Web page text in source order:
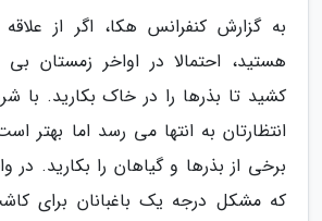
به گزارش کنفرانس هکا، اگر از علاقه
هستید، احتمالا در اواخر زمستان بی
کشید تا بذرها را در خاک بکارید. با
انتظارتان به انتها می رسد اما بهتر
برخی از بذرها و گیاهان را بکارید. در
که مشکل درجه یک باغبانان برای